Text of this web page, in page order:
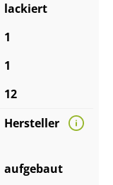
lackiert
1
1
12
Hersteller
aufgebaut